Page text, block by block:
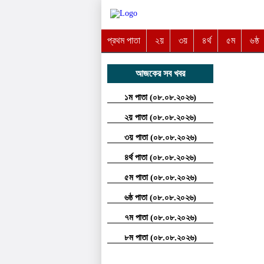
প্রথম পাতা ২য় ৩য় ৪র্থ ৫ম ৬ষ্ঠ
আজকের সব খবর
১ম পাতা (০৮.০৮.২০২৬)
২য় পাতা (০৮.০৮.২০২৬)
৩য় পাতা (০৮.০৮.২০২৬)
৪র্থ পাতা (০৮.০৮.২০২৬)
৫ম পাতা (০৮.০৮.২০২৬)
৬ষ্ঠ পাতা (০৮.০৮.২০২৬)
৭ম পাতা (০৮.০৮.২০২৬)
৮ম পাতা (০৮.০৮.২০২৬)